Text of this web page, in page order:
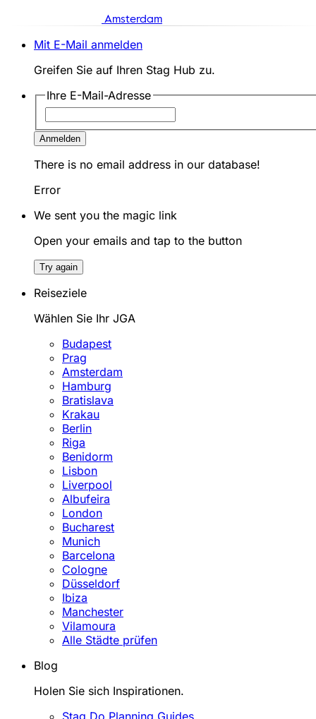
Amsterdam
Mit E-Mail anmelden
Greifen Sie auf Ihren Stag Hub zu.
Ihre E-Mail-Adresse
Anmelden
There is no email address in our database!
Error
We sent you the magic link
Open your emails and tap to the button
Try again
Reiseziele
Wählen Sie Ihr JGA
Budapest
Prag
Amsterdam
Hamburg
Bratislava
Krakau
Berlin
Riga
Benidorm
Lisbon
Liverpool
Albufeira
London
Bucharest
Munich
Barcelona
Cologne
Düsseldorf
Ibiza
Manchester
Vilamoura
Alle Städte prüfen
Blog
Holen Sie sich Inspirationen.
Stag Do Planning Guides